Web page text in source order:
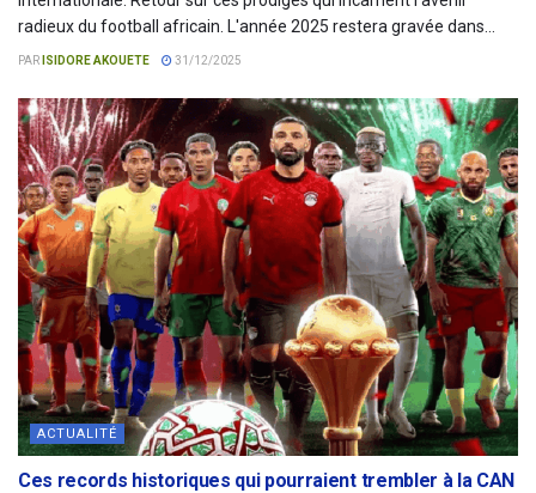
radieux du football africain. L'année 2025 restera gravée dans...
PAR ISIDORE AKOUETE 31/12/2025
ACTUALITÉ
Ces records historiques qui pourraient trembler à la CAN